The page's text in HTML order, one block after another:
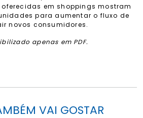
em shoppings mostram
para aumentar o fluxo de
novos consumidores.
apenas em PDF.
VAI GOSTAR